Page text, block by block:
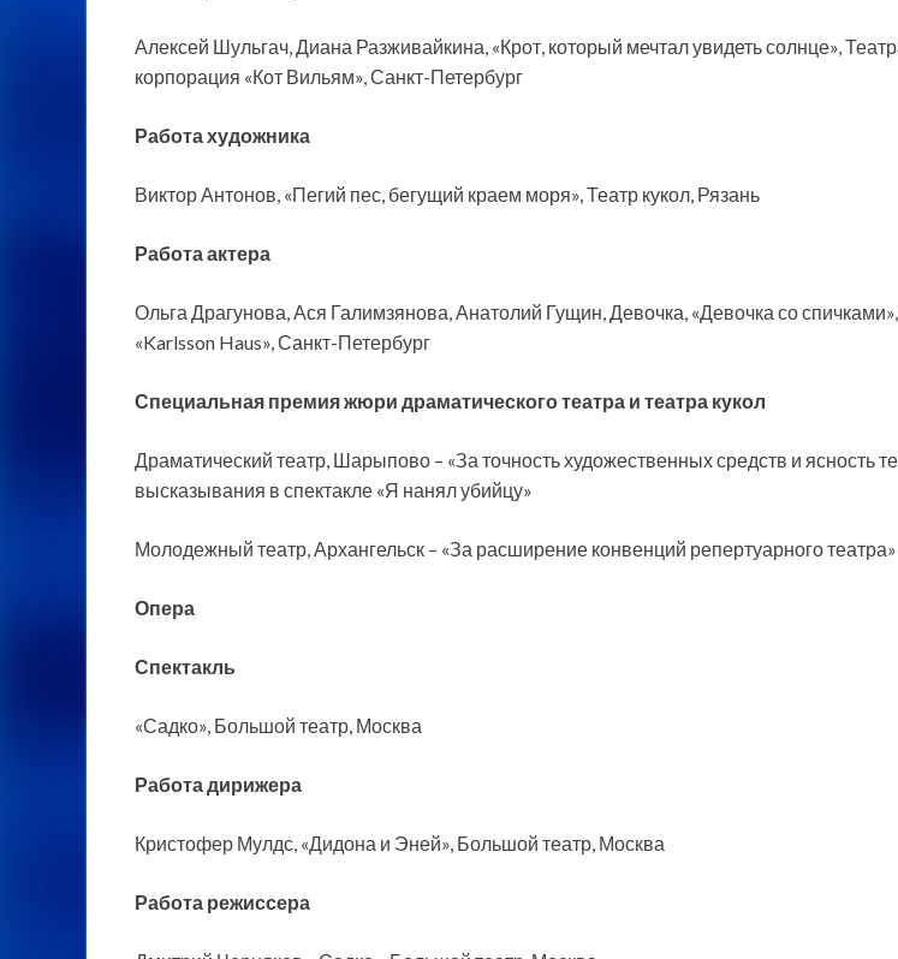
Алексей Шульгач, Диана Разживайкина, «Крот, который мечтал увидеть солнце»,
корпорация «Кот Вильям», Санкт-Петербург
Работа художника
Виктор Антонов, «Пегий пес, бегущий краем моря», Театр кукол, Рязань
Работа актера
Ольга Драгунова, Ася Галимзянова, Анатолий Гущин, Девочка, «Девочка со
«Karlsson Haus», Санкт-Петербург
Специальная премия жюри драматического театра и театра кукол
Драматический театр, Шарыпово – «За точность художественных средств и ясность
высказывания в спектакле «Я нанял убийцу»
Молодежный театр, Архангельск – «За расширение конвенций репертуарного театра»
Опера
Спектакль
«Садко», Большой театр, Москва
Работа дирижера
Кристофер Мулдс, «Дидона и Эней», Большой театр, Москва
Работа режиссера